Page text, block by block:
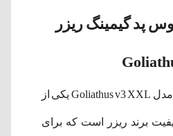
پد گیمینگ ریزر
ماوس پد گیمینگ ریزر مدل Goliathus v3 XXL یکی از
برند ریزر است که برای